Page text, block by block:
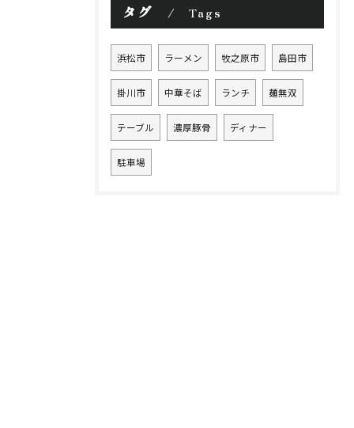
タグ Tags
浜松市 ラーメン 牧之原市 島田市
掛川市 中華そば ランチ 麺無双
テーブル 濃厚豚骨 ディナー
駐車場